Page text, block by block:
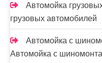
Автомойка
грузовых автомобилей
Автомойка с
Автомойка с